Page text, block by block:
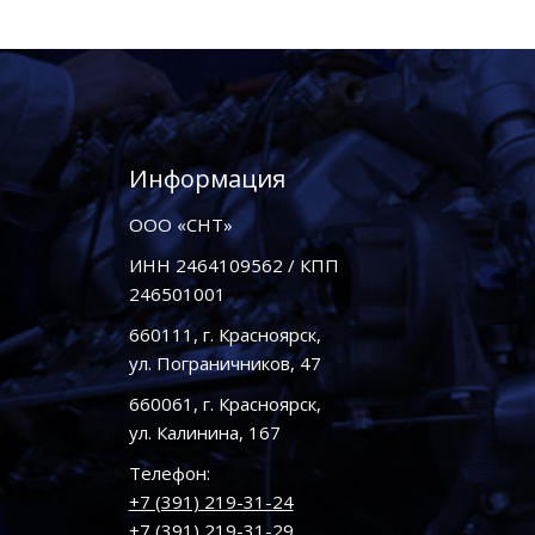
Информация
ООО «СНТ»
ИНН 2464109562 / КПП
246501001
660111, г. Красноярск,
ул. Пограничников, 47
660061, г. Красноярск,
ул. Калинина, 167
Телефон:
+7 (391) 219-31-24
+7 (391) 219-31-29